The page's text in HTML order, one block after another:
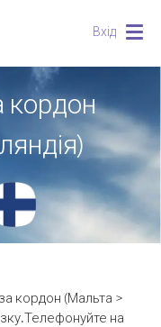
Вхід
кордон
кордон (Мальта >
Телефонуйте на